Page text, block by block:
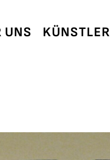
UNS KÜNSTLER